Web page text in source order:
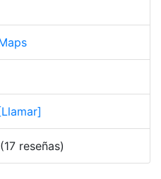
[Llamar]
reseñas)